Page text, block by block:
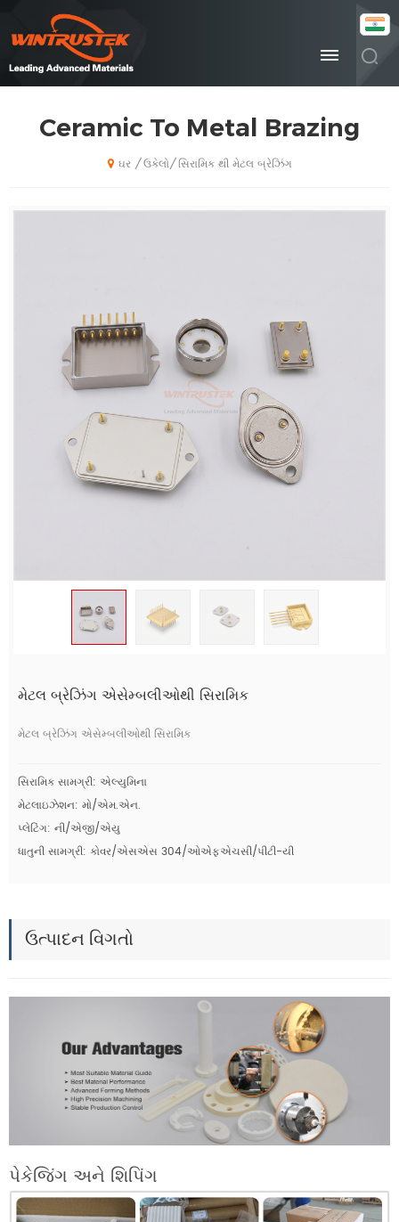
Ceramic To Metal Brazing
ઘર / ઉકેલો/ સિરામિક થી મેટલ બ્રેઝિંગ
મેટલ બ્રેઝિંગ એસેમ્બલીઓથી સિરામિક
મેટલ બ્રેઝિંગ એસેમ્બલીઓથી સિરામિક
સિરામિક સામગ્રી: એલ્યુમિના
મેટલાઇઝેશન: મો/એમ.એન.
પ્લેટિંગ: ની/એજી/એયુ
ધાતુની સામગ્રી: કોવર/એસએસ 304/ઓએફએચસી/પીટી-યી
ઉત્પાદન વિગતો
પેકેજિંગ અને શિપિંગ